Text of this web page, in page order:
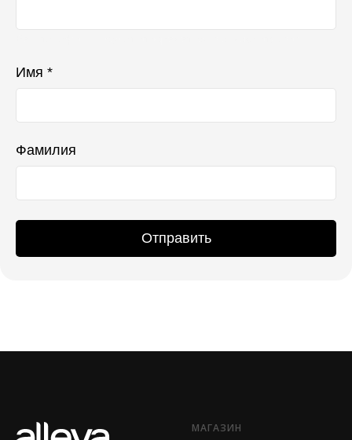
Имя *
Фамилия
Отправить
МАГАЗИН